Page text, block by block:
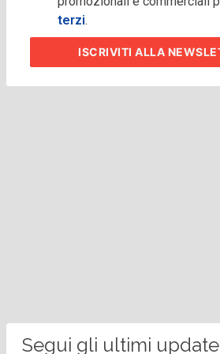
terzi.
ISCRIVITIALLA
Segui gli ultimi update